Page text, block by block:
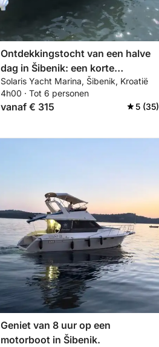
Ontdekkingstocht van een halve
dag in Šibenik: een korte
ontsnapping op een motorboot.
Solaris Yacht Marina, Šibenik, Kroatië
4h00 · Tot 6 personen
vanaf € 315 5 (35)
Geniet van 8 uur op een
motorboot in Šibenik.